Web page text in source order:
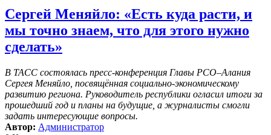
Сергей Меняйло: «Есть куда расти, и
мы точно знаем, что для этого нужно
сделать»
В ТАСС состоялась пресс-конференция Главы РСО–Алания
Сергея Меняйло, посвящённая социально-экономическому
развитию региона. Руководитель республики огласил итоги за
прошедший год и планы на будущие, а журналисты смогли
задать интересующие вопросы.
Автор: Администратор